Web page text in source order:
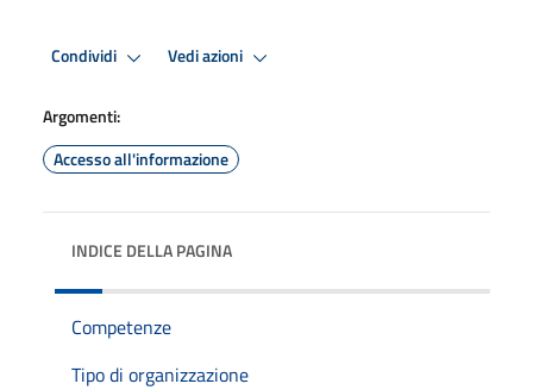
Condividi Vedi azioni
Argomenti:
Accesso all'informazione
INDICE DELLA PAGINA
Competenze
Tipo di organizzazione